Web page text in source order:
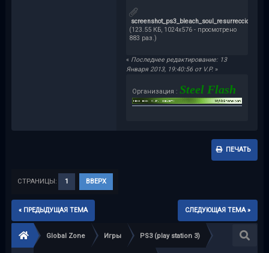
(123.55 КБ, 1024x576 - просмотрено
883 раз.)
« Последнее редактирование: 13
Января 2013, 19:40:56 от V.P.»
Организация : Steel Flash
ПЕЧАТЬ
СТРАНИЦЫ: 1 ВВЕРХ
« ПРЕДЫДУЩАЯ ТЕМА СЛЕДУЮЩАЯ ТЕМА »
Global Zone Игры PS3 (play station 3)